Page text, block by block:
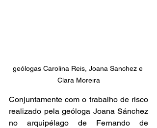
geólogas Carolina Reis, Joana Sanchez e
Clara Moreira
Conjuntamente com o trabalho de risco
realizado pela geóloga Joana Sánchez
no arquipélago de Fernando de